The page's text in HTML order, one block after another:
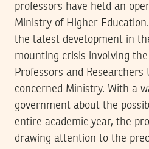
professors have held an
Ministry of Higher
the latest development in
mounting crisis involving
Professors and Researchers
concerned Ministry. With a
government about the
entire academic year, the
drawing attention to the